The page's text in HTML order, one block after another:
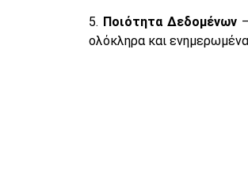
5. Ποιότητα Δεδομένων
ολόκληρα και